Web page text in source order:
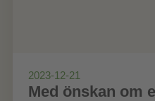
2023-12-21
Med önskan om